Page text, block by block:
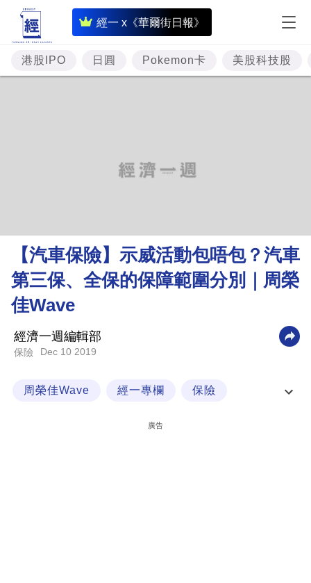
經一 x《華爾街日報》
即
時
財
經
理
財
商
科
技
場
港股IPO 日圓 Pokemon卡 美股科技股
【汽車保險】示威活動包唔包？汽車
第三保、全保的保障範圍分別｜周榮
佳Wave
經濟一週編輯部
保險 Dec 10 2019
周榮佳Wave 經一專欄 保險
廣告